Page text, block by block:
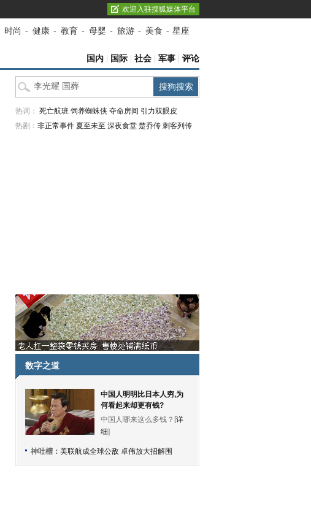
欢迎入驻搜狐媒体平台
时尚 - 健康 - 教育 - 母婴 - 旅游 - 美食 - 星座
国内 国际 社会 军事 评论
热词： 死亡航班 饲养蜘蛛侠 夺命房间 引力双眼皮
热剧： 非正常事件 夏至未至 深夜食堂 楚乔传 刺客列传
数字之道
中国人明明比日本人穷,为
何看起来却更有钱?
中国人哪来这么多钱？[详
细]
神吐槽： 美联航成全球公敌 卓伟放大招解围